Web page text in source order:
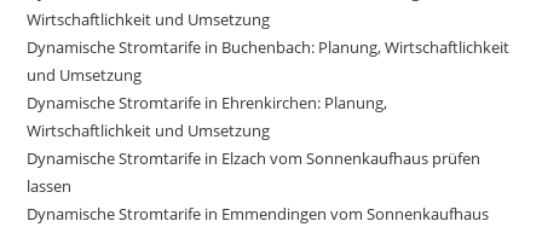
Wirtschaftlichkeit und Umsetzung
Dynamische Stromtarife in Buchenbach: Planung, Wirtschaftlichkeit
und Umsetzung
Dynamische Stromtarife in Ehrenkirchen: Planung,
Wirtschaftlichkeit und Umsetzung
Dynamische Stromtarife in Elzach vom Sonnenkaufhaus prüfen
lassen
Dynamische Stromtarife in Emmendingen vom Sonnenkaufhaus